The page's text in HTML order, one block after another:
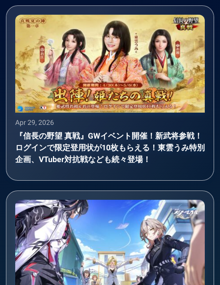
Apr 29, 2026
『信長の野望 真戦』GWイベント開催！新武将参戦！
ログインで限定登用状が10枚もらえる！東雲うみ特別
企画、VTuber対抗戦なども続々登場！